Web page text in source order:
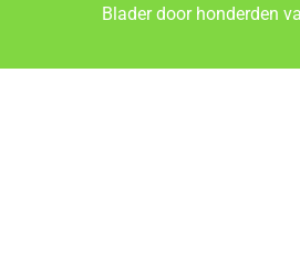
Blader door honderden